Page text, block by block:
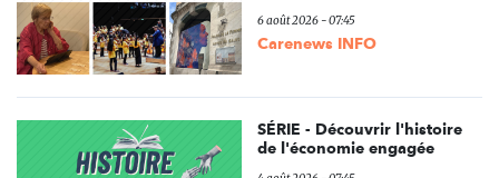
6 août 2026 - 07:45
Carenews INFO
SÉRIE - Découvrir l'histoire
de l'économie engagée